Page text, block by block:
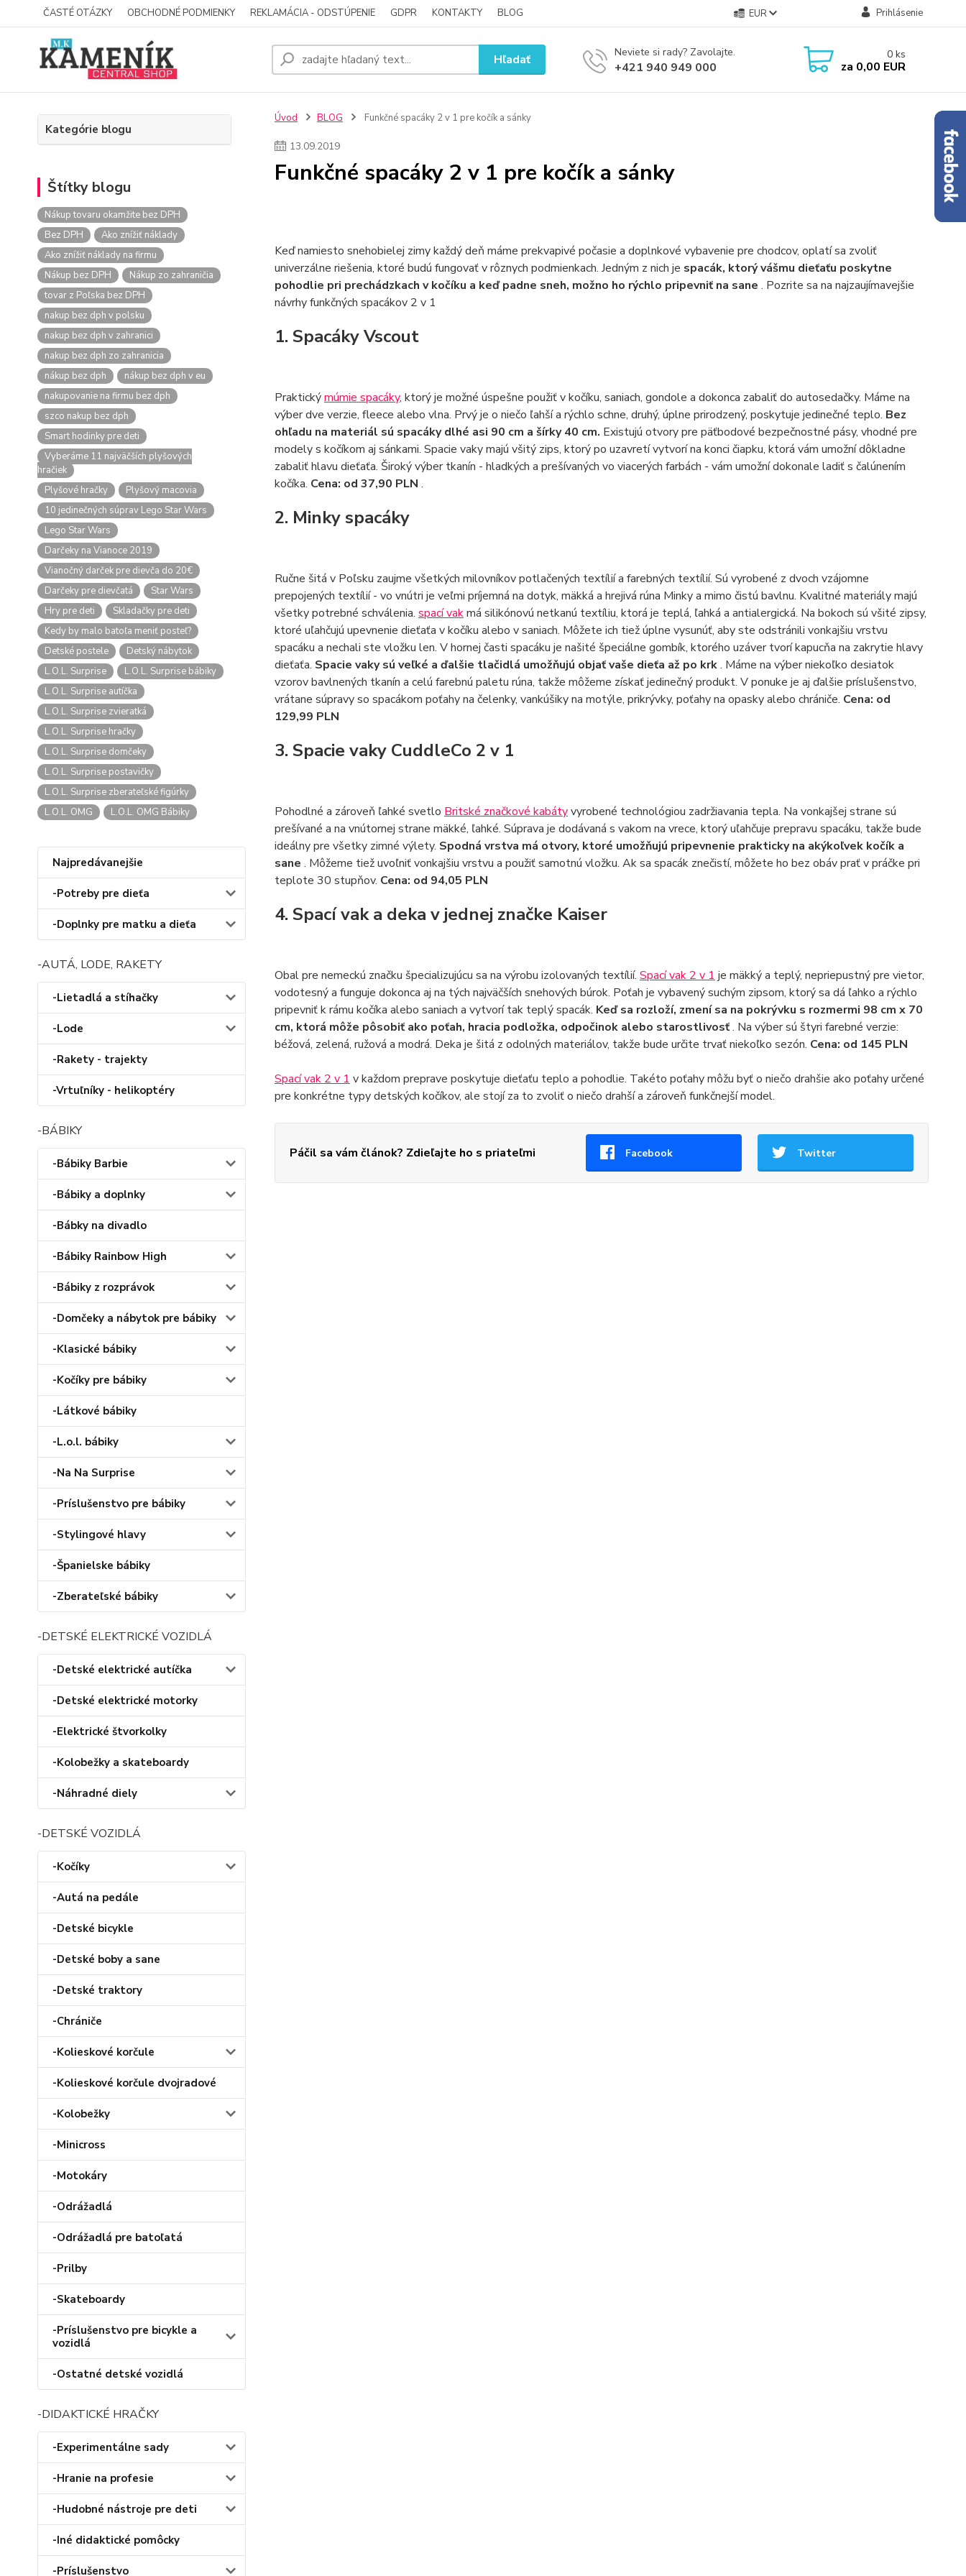
ČASTÉ OTÁZKY OBCHODNÉ PODMIENKY REKLAMÁCIA - ODSTÚPENIE GDPR KONTAKTY BLOG EUR Prihlásenie
Hľadať Neviete si rady? Zavolajte.
+421 940 949 000
0 ks
za 0,00 EUR
Kategórie blogu
Štítky blogu
Nákup tovaru okamžite bez DPH
Bez DPH
Ako znížiť náklady
Ako znížiť náklady na firmu
Nákup bez DPH
Nákup zo zahraničia
tovar z Poľska bez DPH
nakup bez dph v polsku
nakup bez dph v zahranici
nakup bez dph zo zahranicia
nákup bez dph
nákup bez dph v eu
nakupovanie na firmu bez dph
szco nakup bez dph
Smart hodinky pre deti
Vyberáme 11 najväčších plyšových
hračiek
Plyšové hračky
Plyšový macovia
10 jedinečných súprav Lego Star Wars
Lego Star Wars
Darčeky na Vianoce 2019
Vianočný darček pre dievča do 20€
Darčeky pre dievčatá
Star Wars
Hry pre deti
Skladačky pre deti
Kedy by malo batoľa meniť posteľ?
Detské postele
Detský nábytok
L.O.L. Surprise
L.O.L. Surprise bábiky
L.O.L. Surprise autíčka
L.O.L. Surprise zvieratká
L.O.L. Surprise hračky
L.O.L. Surprise domčeky
L.O.L. Surprise postavičky
L.O.L. Surprise zberateľské figúrky
L.O.L. OMG
L.O.L. OMG Bábiky
Najpredávanejšie
-Potreby pre dieťa
-Doplnky pre matku a dieťa
-AUTÁ, LODE, RAKETY
-Lietadlá a stíhačky
-Lode
-Rakety - trajekty
-Vrtuľníky - helikoptéry
-BÁBIKY
-Bábiky Barbie
-Bábiky a doplnky
-Bábky na divadlo
-Bábiky Rainbow High
-Bábiky z rozprávok
-Domčeky a nábytok pre bábiky
-Klasické bábiky
-Kočíky pre bábiky
-Látkové bábiky
-L.o.l. bábiky
-Na Na Surprise
-Príslušenstvo pre bábiky
-Stylingové hlavy
-Španielske bábiky
-Zberateľské bábiky
-DETSKÉ ELEKTRICKÉ VOZIDLÁ
-Detské elektrické autíčka
-Detské elektrické motorky
-Elektrické štvorkolky
-Kolobežky a skateboardy
-Náhradné diely
-DETSKÉ VOZIDLÁ
-Kočíky
-Autá na pedále
-Detské bicykle
-Detské boby a sane
-Detské traktory
-Chrániče
-Kolieskové korčule
-Kolieskové korčule dvojradové
-Kolobežky
-Minicross
-Motokáry
-Odrážadlá
-Odrážadlá pre batoľatá
-Prilby
-Skateboardy
-Príslušenstvo pre bicykle a
vozidlá
-Ostatné detské vozidlá
-DIDAKTICKÉ HRAČKY
-Experimentálne sady
-Hranie na profesie
-Hudobné nástroje pre deti
-Iné didaktické pomôcky
-Príslušenstvo
Úvod BLOG Funkčné spacáky 2 v 1 pre kočík a sánky
13.09.2019
Funkčné spacáky 2 v 1 pre kočík a sánky
Keď namiesto snehobielej zimy každý deň máme prekvapivé počasie a doplnkové vybavenie pre chodcov, oplatí sa zvoliť
univerzálne riešenia, ktoré budú fungovať v rôznych podmienkach. Jedným z nich je spacák, ktorý vášmu dieťaťu poskytne
pohodlie pri prechádzkach v kočíku a keď padne sneh, možno ho rýchlo pripevniť na sane . Pozrite sa na najzaujímavejšie
návrhy funkčných spacákov 2 v 1
1. Spacáky Vscout
Praktickýmúmie spacáky, ktorý je možné úspešne použiť v kočíku, saniach, gondole a dokonca zabaliť do autosedačky. Máme na
výber dve verzie, fleece alebo vlna. Prvý je o niečo ľahší a rýchlo schne, druhý, úplne prirodzený, poskytuje jedinečné teplo. Bez
ohľadu na materiál sú spacáky dlhé asi 90 cm a šírky 40 cm. Existujú otvory pre päťbodové bezpečnostné pásy, vhodné pre
modely s kočíkom aj sánkami. Spacie vaky majú všitý zips, ktorý po uzavretí vytvorí na konci čiapku, ktorá vám umožní dôkladne
zabaliť hlavu dieťaťa. Široký výber tkanín - hladkých a prešívaných vo viacerých farbách - vám umožní dokonale ladiť s čalúnením
kočíka. Cena: od 37,90 PLN .
2. Minky spacáky
Ručne šitá v Poľsku zaujme všetkých milovníkov potlačených textílií a farebných textílií. Sú vyrobené z dvoch vzájomne
prepojených textílií - vo vnútri je veľmi príjemná na dotyk, mäkká a hrejivá rúna Minky a mimo čistú bavlnu. Kvalitné materiály majú
všetky potrebné schválenia. spací vakmá silikónovú netkanú textíliu, ktorá je teplá, ľahká a antialergická. Na bokoch sú všité zipsy,
ktoré uľahčujú upevnenie dieťaťa v kočíku alebo v saniach. Môžete ich tiež úplne vysunúť, aby ste odstránili vonkajšiu vrstvu
spacáku a nechali ste vložku len. V hornej časti spacáku je našité špeciálne gombík, ktorého uzáver tvorí kapucňa na zakrytie hlavy
dieťaťa. Spacie vaky sú veľké a ďalšie tlačidlá umožňujú objať vaše dieťa až po krk. Máme na výber niekoľko desiatok
vzorov bavlnených tkanín a celú farebnú paletu rúna, takže môžeme získať jedinečný produkt. V ponuke je aj ďalšie príslušenstvo,
vrátane súpravy so spacákom poťahy na čelenky, vankúšiky na motýle, prikrývky, poťahy na opasky alebo chrániče. Cena: od
129,99 PLN
3. Spacie vaky CuddleCo 2 v 1
Pohodlné a zároveň ľahké svetlo Britské značkové kabátyvyrobené technológiou zadržiavania tepla. Na vonkajšej strane sú
prešívané a na vnútornej strane mäkké, ľahké. Súprava je dodávaná s vakom na vrece, ktorý uľahčuje prepravu spacáku, takže bude
ideálny pre všetky zimné výlety. Spodná vrstva má otvory, ktoré umožňujú pripevnenie prakticky na akýkoľvek kočík a
sane . Môžeme tiež uvoľniť vonkajšiu vrstvu a použiť samotnú vložku. Ak sa spacák znečistí, môžete ho bez obáv prať v práčke pri
teplote 30 stupňov. Cena: od 94,05 PLN
4. Spací vak a deka v jednej značke Kaiser
Obal pre nemeckú značku špecializujúcu sa na výrobu izolovaných textílií. Spací vak 2 v 1 je mäkký a teplý, nepriepustný pre vietor,
vodotesný a funguje dokonca aj na tých najväčších snehových búrok. Poťah je vybavený suchým zipsom, ktorý sa dá ľahko a rýchlo
pripevniť k rámu kočíka alebo saniach a vytvorí tak teplý spacák. Keď sa rozloží, zmení sa na pokrývku s rozmermi 98 cm x 70
cm, ktorá môže pôsobiť ako poťah, hracia podložka, odpočinok alebo starostlivosť. Na výber sú štyri farebné verzie:
béžová, zelená, ružová a modrá. Deka je šitá z odolných materiálov, takže bude určite trvať niekoľko sezón. Cena: od 145 PLN
Spací vak 2 v 1 v každom preprave poskytuje dieťaťu teplo a pohodlie. Takéto poťahy môžu byť o niečo drahšie ako poťahy určené
pre konkrétne typy detských kočíkov, ale stojí za to zvoliť o niečo drahší a zároveň funkčnejší model.
Páčil sa vám článok? Zdieľajte ho s priateľmi Facebook Twitter